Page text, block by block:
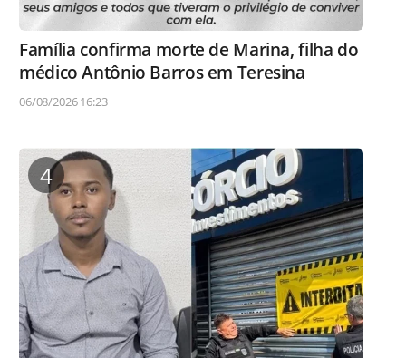
Família confirma morte de Marina, filha do
médico Antônio Barros em Teresina
06/08/2026 16:23
4